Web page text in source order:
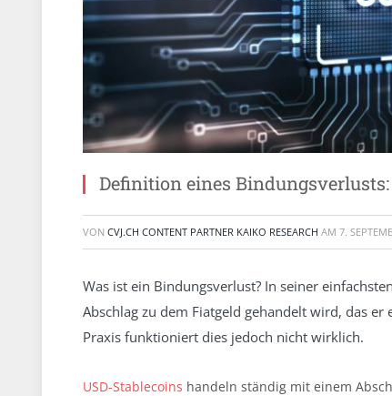
Definition eines
VON CVJ.CH CONTENT PARTNER KAIKO RESEARCH AM 7.
Was ist ein Bindungsverlust? In seiner
Abschlag zu dem Fiatgeld gehandelt wird, das
Praxis funktioniert dies jedoch nicht wirklich.
USD-Stablecoins handeln ständig mit einem